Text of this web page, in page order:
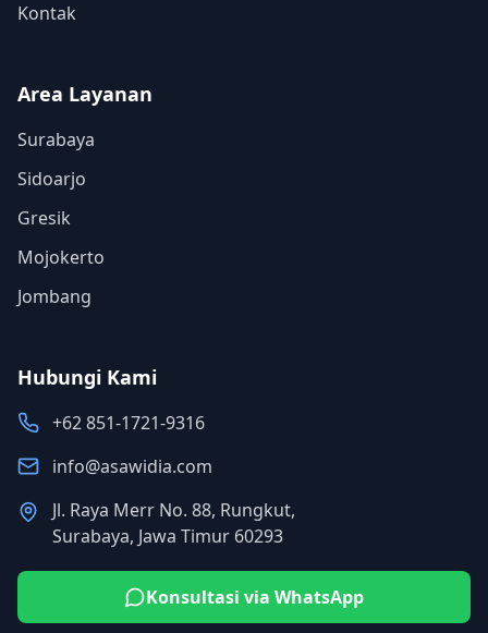
Kontak
Area Layanan
Surabaya
Sidoarjo
Gresik
Mojokerto
Jombang
Hubungi Kami
+62 851-1721-9316
info@asawidia.com
Jl. Raya Merr No. 88, Rungkut,
Surabaya, Jawa Timur 60293
Konsultasi via WhatsApp